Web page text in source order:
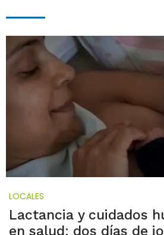
LOCALES
Lactancia y cuidados
en salud: dos días de